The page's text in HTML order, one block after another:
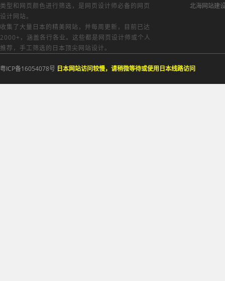
类型和网页颜色进行筛选，是网页设计师必备的网页
设计网站。
收集了大量日本的精美网站，并每周更新，目前已达
2000+，涵盖各行各业。这些都是网页设计师或个人
推荐，手工筛选的日本顶尖网站设计。
北海网站建
粤ICP备16054078号 日本网站访问较慢，请稍微等待或使用日本线路访问